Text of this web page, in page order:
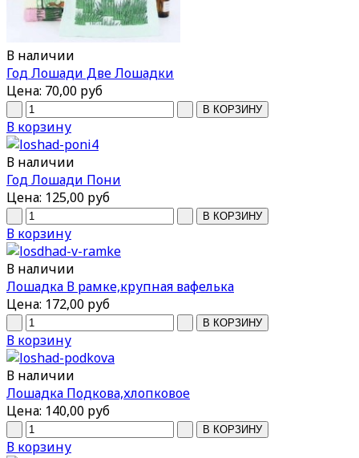
В наличии
Год Лошади Две Лошадки
Цена: 70,00 руб
В корзину
В наличии
Год Лошади Пони
Цена: 125,00 руб
В корзину
В наличии
Лошадка В рамке,крупная вафелька
Цена: 172,00 руб
В корзину
В наличии
Лошадка Подкова,хлопковое
Цена: 140,00 руб
В корзину